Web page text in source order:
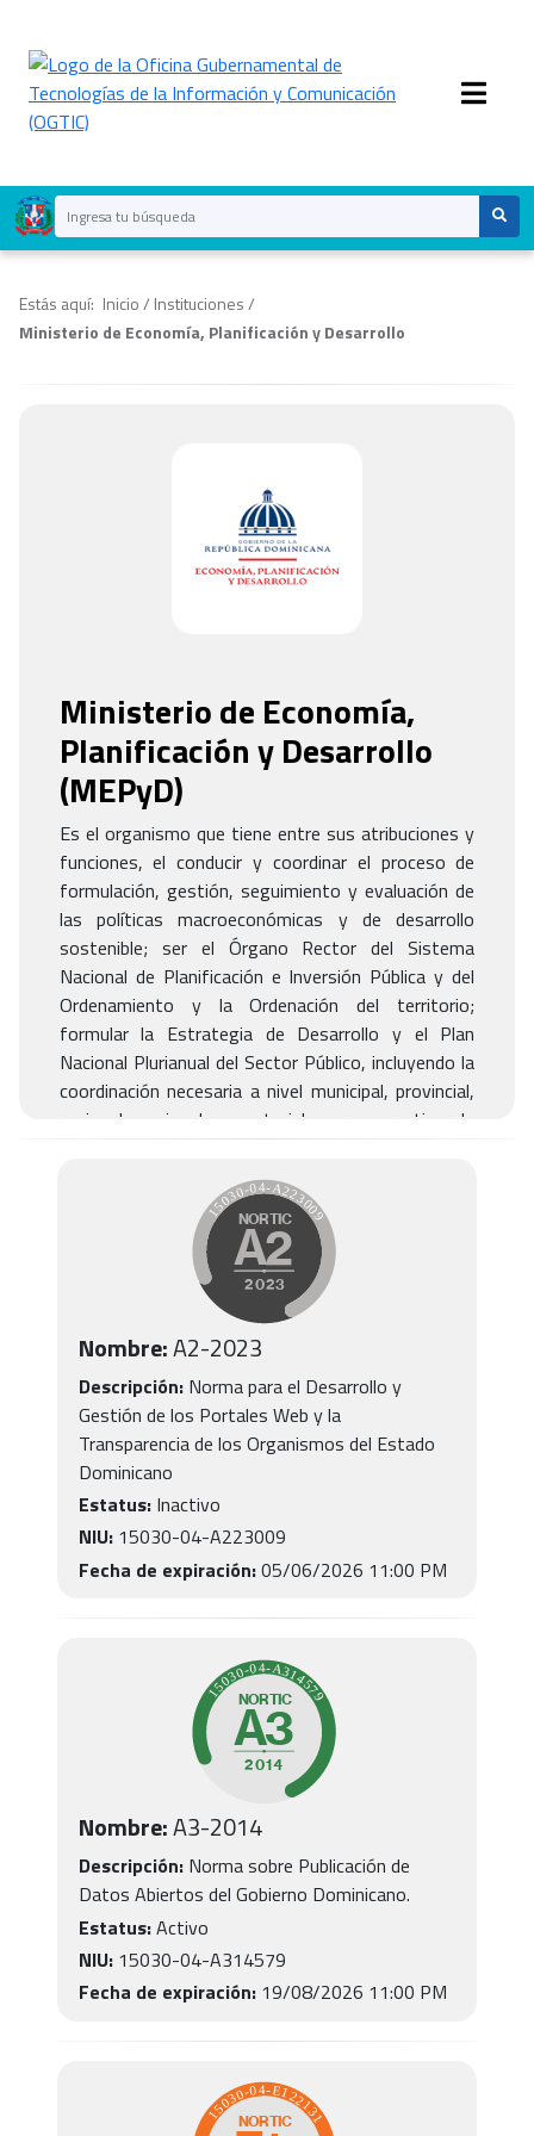
Estás aquí: Inicio/ Instituciones/
Ministerio de Economía, Planificación y Desarrollo
Ministerio de Economía,
Planificación y Desarrollo
(MEPyD)
Es el organismo que tiene entre sus atribuciones y
funciones, el conducir y coordinar el proceso de
formulación, gestión, seguimiento y evaluación de
las políticas macroeconómicas y de desarrollo
sostenible; ser el Órgano Rector del Sistema
Nacional de Planificación e Inversión Pública y del
Ordenamiento y la Ordenación del territorio;
formular la Estrategia de Desarrollo y el Plan
Nacional Plurianual del Sector Público, incluyendo la
coordinación necesaria a nivel municipal, provincial,
regional, nacional y sectorial, para garantizar la
debida coherencia global entre políticas, planes,
Nombre:A2-2023
Descripción: Norma para el Desarrollo y
Gestión de los Portales Web y la
Transparencia de los Organismos del Estado
Dominicano
Estatus: Inactivo
NIU: 15030-04-A223009
Fecha de expiración:05/06/2026 11:00 PM
Nombre:A3-2014
Descripción: Norma sobre Publicación de
Datos Abiertos del Gobierno Dominicano.
Estatus:Activo
NIU: 15030-04-A314579
Fecha de expiración: 19/08/2026 11:00 PM